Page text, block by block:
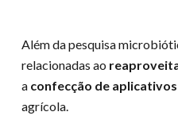
Além da pesquisa
relacionadas ao
a confecção de aplicativos
agrícola.